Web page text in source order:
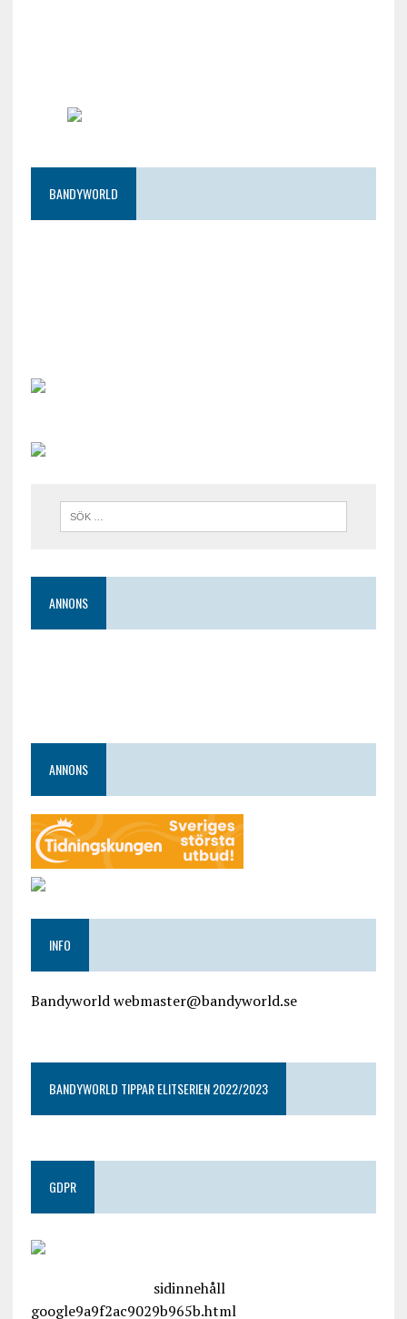
BANDYWORLD
ANNONS
ANNONS
INFO
Bandyworld webmaster@bandyworld.se
BANDYWORLD TIPPAR ELITSERIEN 2022/2023
GDPR
sidinnehåll
google9a9f2ac9029b965b.html